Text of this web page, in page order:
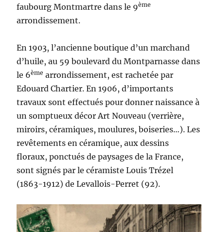
faubourg Montmartre dans le 9ème
arrondissement.
En 1903, l’ancienne boutique d’un marchand
d’huile, au 59 boulevard du Montparnasse dans
le 6ème arrondissement, est rachetée par
Edouard Chartier. En 1906, d’importants
travaux sont effectués pour donner naissance à
un somptueux décor Art Nouveau (verrière,
miroirs, céramiques, moulures, boiseries…). Les
revêtements en céramique, aux dessins
floraux, ponctués de paysages de la France,
sont signés par le céramiste Louis Trézel
(1863-1912) de Levallois-Perret (92).